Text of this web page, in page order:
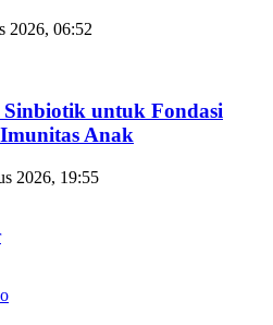
2026, 06:52
Sinbiotik untuk Fondasi
Anak
2026, 19:55